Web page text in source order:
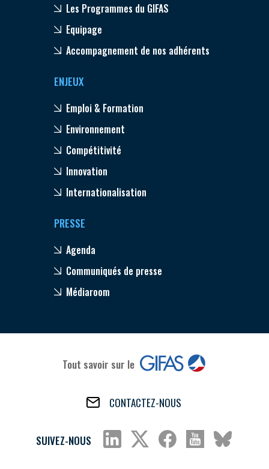
Les Programmes du GIFAS
Equipage
Accompagnement de nos adhérents
ENJEUX
Emploi & Formation
Environnement
Compétitivité
Innovation
Internationalisation
PRESSE
Agenda
Communiqués de presse
Médiaroom
Tout savoir sur le
CONTACTEZ-NOUS
SUIVEZ-NOUS